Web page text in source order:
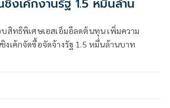
งเค้กงานรัฐ 1.5 หมื่นล้าน
สิทธิพิเศษเอสเอ็มอีลดต้นทุน เพิ่มความ
งเค้กจัดซื้อจัดจ้างรัฐ 1.5 หมื่นล้านบาท